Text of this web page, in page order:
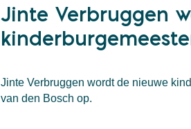
Jinte Verbruggen
Jinte Verbruggen wordt de nieuwe
van den Bosch op.